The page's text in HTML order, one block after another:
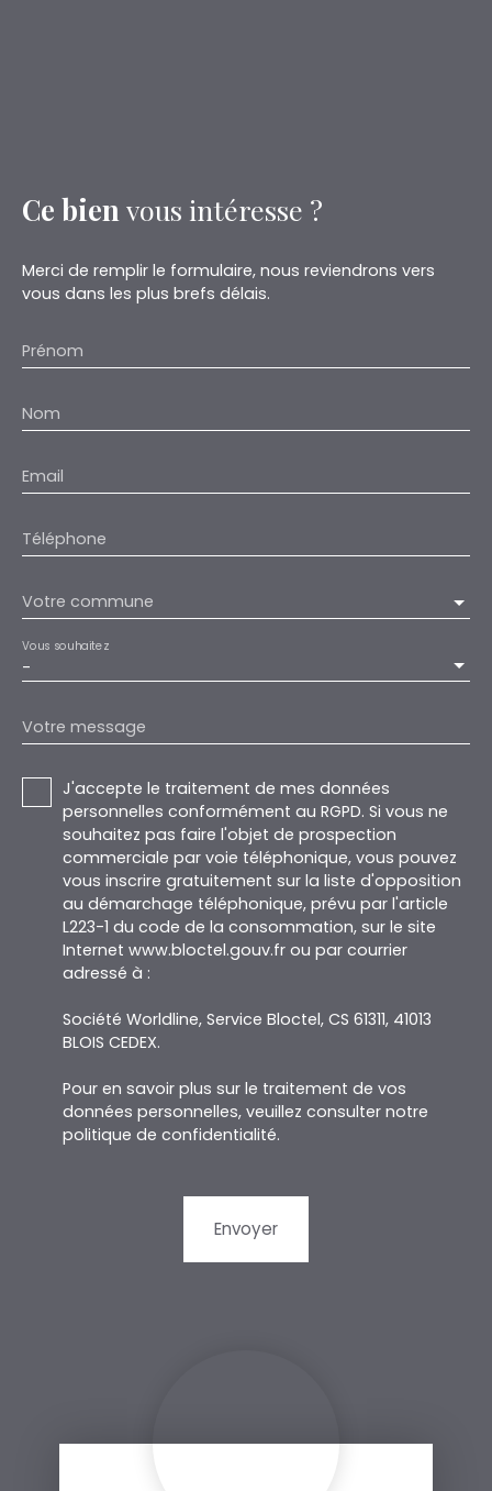
Ce bien vous intéresse ?
Merci de remplir le formulaire, nous reviendrons vers
vous dans les plus brefs délais.
Prénom
Nom
Email
Téléphone
Votre commune
-
Vous souhaitez
Votre message
J'accepte le traitement de mes données
personnelles conformément au RGPD. Si vous ne
souhaitez pas faire l'objet de prospection
commerciale par voie téléphonique, vous pouvez
vous inscrire gratuitement sur la liste d'opposition
au démarchage téléphonique, prévu par l'article
L223-1 du code de la consommation, sur le site
Internet www.bloctel.gouv.fr ou par courrier
adressé à :
Société Worldline, Service Bloctel, CS 61311, 41013
BLOIS CEDEX.
Pour en savoir plus sur le traitement de vos
données personnelles, veuillez consulter notre
politique de confidentialité.
Envoyer